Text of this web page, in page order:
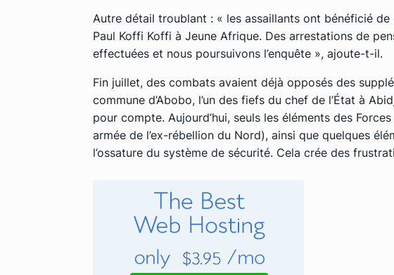
Autre détail troublant : « les assaillants ont bénéficié
Paul Koffi Koffi à Jeune Afrique. Des arrestations de
effectuées et nous poursuivons l’enquête », ajoute-t-il.
Fin juillet, des combats avaient déjà opposés des
commune d’Abobo, l’un des fiefs du chef de l’État à
pour compte. Aujourd’hui, seuls les éléments des
armée de l’ex-rébellion du Nord), ainsi que quelques
l’ossature du système de sécurité. Cela crée des